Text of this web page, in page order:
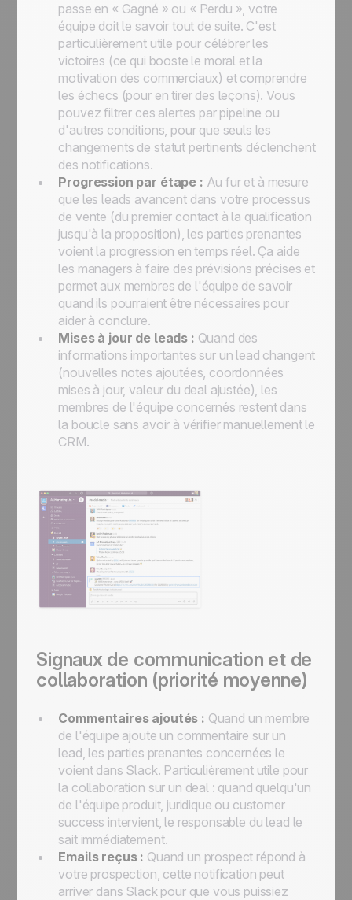
passe en « Gagné » ou « Perdu », votre
équipe doit le savoir tout de suite. C'est
particulièrement utile pour célébrer les
victoires (ce qui booste le moral et la
motivation des commerciaux) et comprendre
les échecs (pour en tirer des leçons). Vous
pouvez filtrer ces alertes par pipeline ou
d'autres conditions, pour que seuls les
changements de statut pertinents déclenchent
des notifications.
Progression par étape : Au fur et à mesure
que les leads avancent dans votre processus
de vente (du premier contact à la qualification
jusqu'à la proposition), les parties prenantes
voient la progression en temps réel. Ça aide
les managers à faire des prévisions précises et
permet aux membres de l'équipe de savoir
quand ils pourraient être nécessaires pour
aider à conclure.
Mises à jour de leads : Quand des
informations importantes sur un lead changent
(nouvelles notes ajoutées, coordonnées
mises à jour, valeur du deal ajustée), les
membres de l'équipe concernés restent dans
la boucle sans avoir à vérifier manuellement le
CRM.
Signaux de communication et de
collaboration (priorité moyenne)
Commentaires ajoutés : Quand un membre
de l'équipe ajoute un commentaire sur un
lead, les parties prenantes concernées le
voient dans Slack. Particulièrement utile pour
la collaboration sur un deal : quand quelqu'un
de l'équipe produit, juridique ou customer
success intervient, le responsable du lead le
sait immédiatement.
Emails reçus : Quand un prospect répond à
votre prospection, cette notification peut
arriver dans Slack pour que vous puissiez